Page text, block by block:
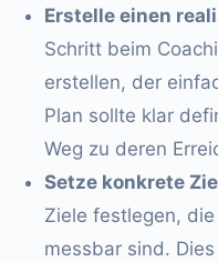
Erstelle einen
Schritt beim
erstellen, der
Plan sollte klar
Weg zu deren
Setze konkrete
Ziele festlegen,
messbar sind.